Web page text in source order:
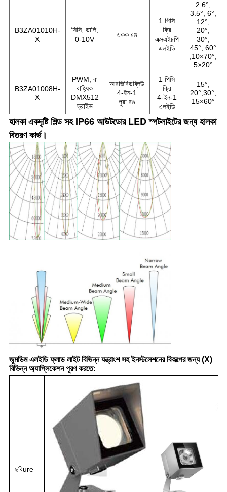
B3ZA01010H-
X
সিসি, ডালি,
0-10V
একক রঙ
1 পিসি
ক্রি
এক্সএইচপি
এলইডি
2.6°,
3.5°, 6°,
12°,
20°,
30°,
45°, 60°
,10×70°,
5×20°
B3ZA01008H-
X
PWM, বা
বাহ্যিক
DMX512
ড্রাইভ
আরজিবিডব্লিউ
4-ইন-1
পুরা রঙ
1 পিসি
ক্রি
4-ইন-1
এলইডি
15°,
20°,30°,
15×60°
হালকা একদৃষ্টি শিল্ড সহ IP66 আউটডোর LED স্পটলাইটের জন্য হালকা
বিতরণ কার্ভ।
জুমডিম এলইডি ফ্লাড লাইট বিভিন্ন যন্ত্রাংশ সহ ইনস্টলেশনের বিকল্পের জন্য (X)
বিভিন্ন অ্যাপ্লিকেশন পূরণ করতে:
ছবিure